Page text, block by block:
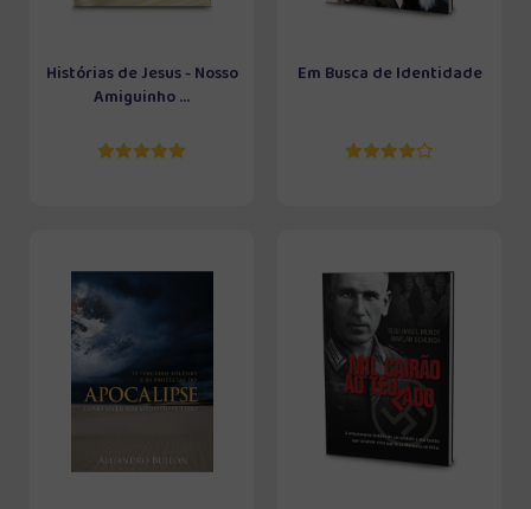
Histórias de Jesus - Nosso
Amiguinho ...
Em Busca de Identidade